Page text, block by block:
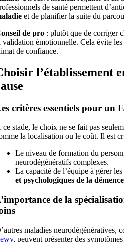
de santé permettent
et de planifier la suite du
de pro: plutôt que de corriger
validation émotionnelle. Cela évite
de confiance.
l’établissement
critères essentiels pour un
ce stade, le choix ne se fait pas
la localisation ou le coût. Il est
Le niveau de formation du
neurodégénératifs complexes.
La capacité de l’équipe à gérer les
et psychologiques de la démence
de la
maladies neurodégénératives,
, peuvent présenter des